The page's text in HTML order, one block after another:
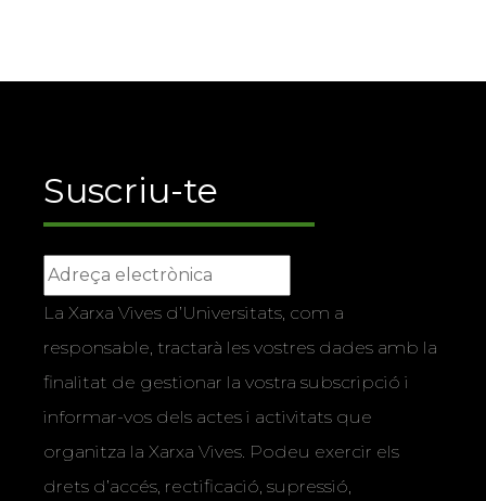
Suscriu-te
La Xarxa Vives d’Universitats, com a
responsable, tractarà les vostres dades amb la
finalitat de gestionar la vostra subscripció i
informar-vos dels actes i activitats que
organitza la Xarxa Vives. Podeu exercir els
drets d’accés, rectificació, supressió,